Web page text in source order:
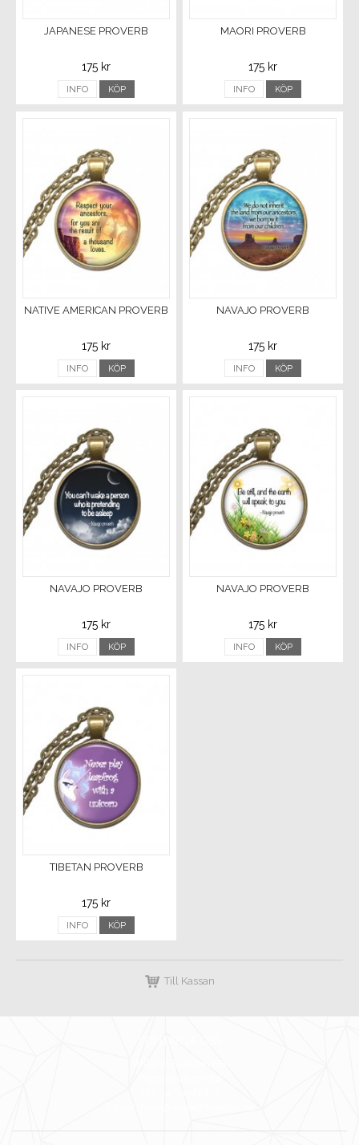
JAPANESE PROVERB
175 kr
INFO KÖP
MAORI PROVERB
175 kr
INFO KÖP
NATIVE AMERICAN PROVERB
175 kr
INFO KÖP
NAVAJO PROVERB
175 kr
INFO KÖP
NAVAJO PROVERB
175 kr
INFO KÖP
NAVAJO PROVERB
175 kr
INFO KÖP
TIBETAN PROVERB
175 kr
INFO KÖP
Till Kassan